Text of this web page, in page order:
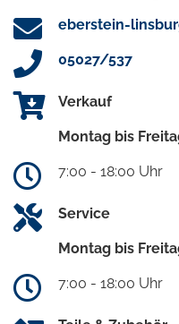
eberstein-
05027/537
Verkauf
Montag bis
7:00 - 18:00 Uhr
Service
Montag bis
7:00 - 18:00 Uhr